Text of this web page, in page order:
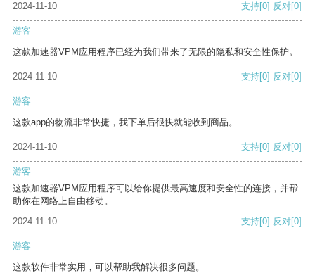
2024-11-10 支持[0] 反对[0]
游客
这款加速器VPM应用程序已经为我们带来了无限的隐私和安全性保护。
2024-11-10 支持[0] 反对[0]
游客
这款app的物流非常快捷，我下单后很快就能收到商品。
2024-11-10 支持[0] 反对[0]
游客
这款加速器VPM应用程序可以给你提供最高速度和安全性的连接，并帮
助你在网络上自由移动。
2024-11-10
支持[0] 反对[0]
游客
这款软件非常实用，可以帮助我解决很多问题。